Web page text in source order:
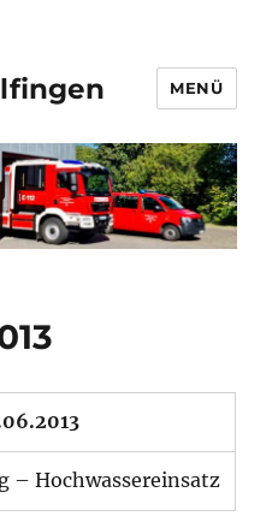
MENÜ
– Hochwassereinsatz